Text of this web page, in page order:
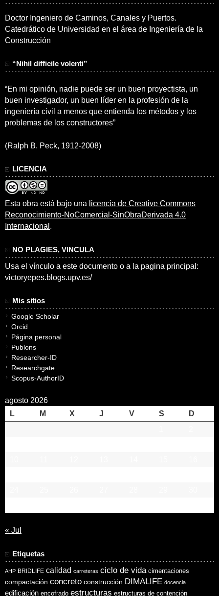
Doctor Ingeniero de Caminos, Canales y Puertos.
Catedrático de Universidad en el área de Ingeniería de la
Construcción
“Nihil difficile volenti”
“En mi opinión, nadie puede ser un buen proyectista, un
buen investigador, un buen líder en la profesión de la
ingeniería civil a menos que entienda los métodos y los
problemas de los constructores”
(Ralph B. Peck, 1912-2008)
LICENCIA
Esta obra está bajo una licencia de Creative Commons
Reconocimiento-NoComercial-SinObraDerivada 4.0
Internacional .
NO PLAGIES, VINCULA
Usa el vínculo a este documento o a la pagina principal:
victoryepes.blogs.upv.es/
Mis sitios
Google Scholar
Orcid
Página personal
Publons
Researcher-ID
Researchgate
Scopus-AuthorID
agosto 2026
L
M X J V S
D
« Jul
Etiquetas
AHP BRIDLIFE calidad carreteras ciclo de vida cimentaciones
compactación concreto construcción DIMALIFE docencia
edificación encofrado estructuras estructuras de contención